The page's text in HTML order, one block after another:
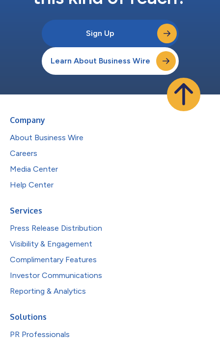
Sign Up
Learn About Business Wire
Company
About Business Wire
Careers
Media Center
Help Center
Services
Press Release Distribution
Visibility & Engagement
Complimentary Features
Investor Communications
Reporting & Analytics
Solutions
PR Professionals